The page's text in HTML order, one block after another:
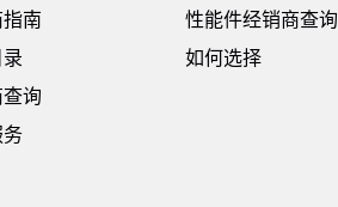
南
询
务
性能件经销商查询
如何选择